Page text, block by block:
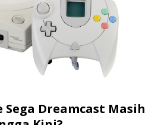
Sega Dreamcast Masih